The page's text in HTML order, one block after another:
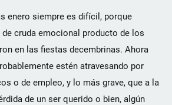
enero siempre es difícil, porque
de cruda emocional producto de los
en las fiestas decembrinas. Ahora
estén atravesando por
o de empleo, y lo más grave, que a la
de un ser querido o bien, algún